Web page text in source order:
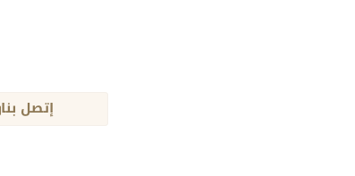
إتصل بنا